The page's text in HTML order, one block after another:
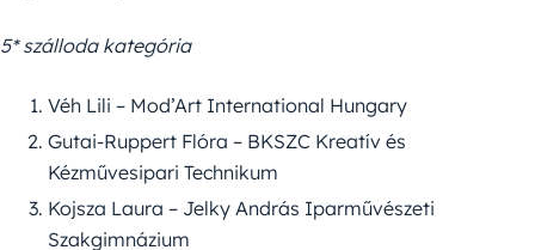
5* szálloda kategória
Véh Lili – Mod’Art International Hungary
Gutai-Ruppert Flóra – BKSZC Kreatív és
Kézművesipari Technikum
Kojsza Laura – Jelky András Iparművészeti
Szakgimnázium